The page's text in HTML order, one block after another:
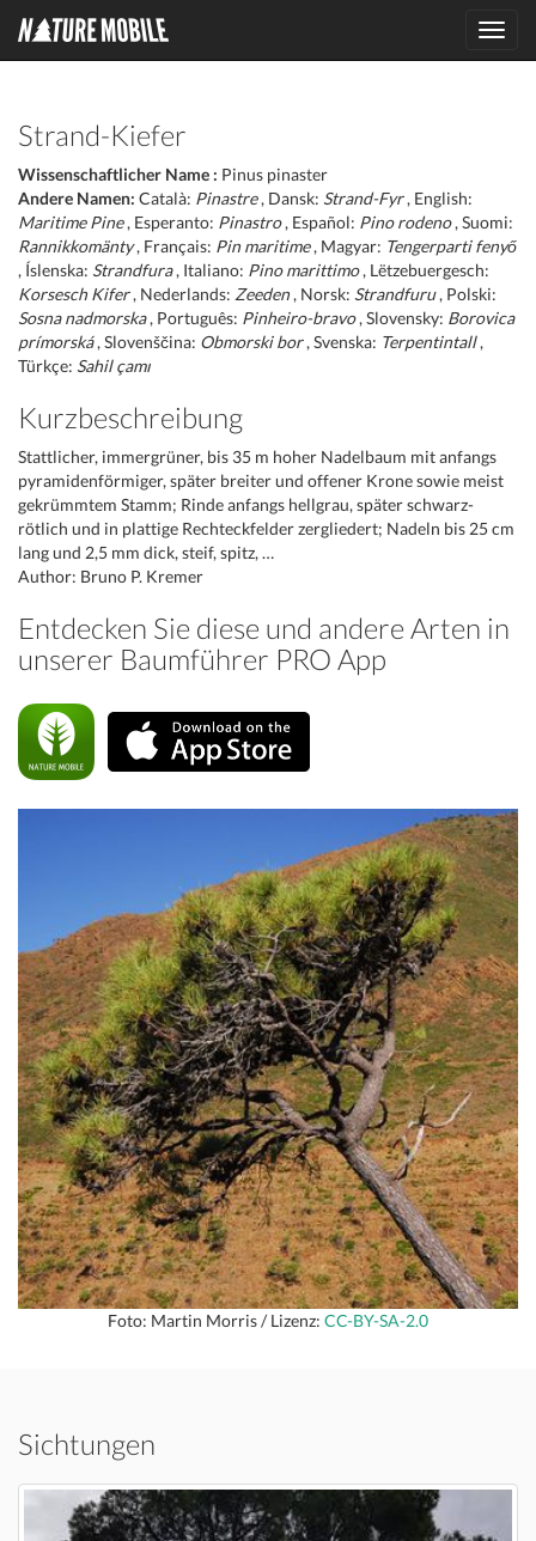
Strand-Kiefer
Wissenschaftlicher Name : Pinus pinaster
Andere Namen: Català: Pinastre, Dansk: Strand-Fyr, English:
Maritime Pine, Esperanto: Pinastro, Español: Pino rodeno, Suomi:
Rannikkomänty, Français: Pin maritime, Magyar: Tengerparti fenyő
, Íslenska: Strandfura, Italiano: Pino marittimo, Lëtzebuergesch:
Korsesch Kifer, Nederlands: Zeeden, Norsk: Strandfuru, Polski:
Sosna nadmorska, Português: Pinheiro-bravo, Slovensky: Borovica
prímorská, Slovenščina: Obmorski bor, Svenska: Terpentintall,
Türkçe: Sahil çamı
Kurzbeschreibung
Stattlicher, immergrüner, bis 35 m hoher Nadelbaum mit anfangs
pyramidenförmiger, später breiter und offener Krone sowie meist
gekrümmtem Stamm; Rinde anfangs hellgrau, später schwarz-
rötlich und in plattige Rechteckfelder zergliedert; Nadeln bis 25 cm
lang und 2,5 mm dick, steif, spitz, …
Author: Bruno P. Kremer
Entdecken Sie diese und andere Arten in
unserer Baumführer PRO App
Foto: Martin Morris / Lizenz: CC-BY-SA-2.0
Sichtungen